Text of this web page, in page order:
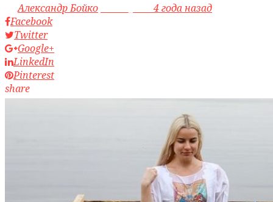
byАлександр Бойко
4 года назад
Facebook
Twitter
Google+
LinkedIn
Pinterest
share